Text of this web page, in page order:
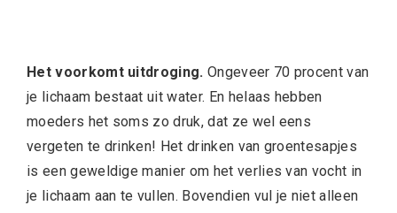
Het voorkomt uitdroging. Ongeveer 70 procent van
je lichaam bestaat uit water. En helaas hebben
moeders het soms zo druk, dat ze wel eens
vergeten te drinken! Het drinken van groentesapjes
is een geweldige manier om het verlies van vocht in
je lichaam aan te vullen. Bovendien vul je niet alleen